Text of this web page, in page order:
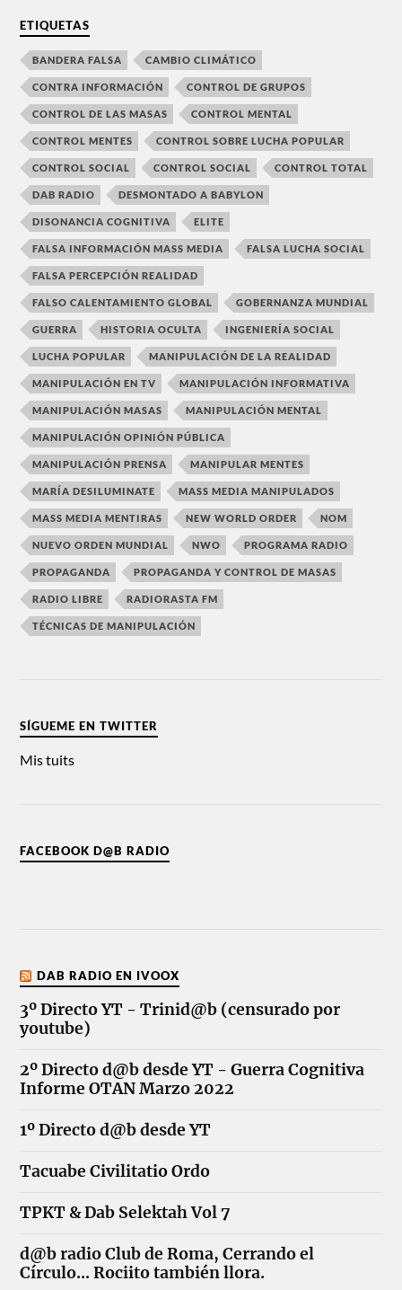
ETIQUETAS
BANDERA FALSA CAMBIO CLIMÁTICO
CONTRA INFORMACIÓN CONTROL DE GRUPOS
CONTROL DE LAS MASAS CONTROL MENTAL
CONTROL MENTES CONTROL SOBRE LUCHA POPULAR
CONTROL SOCIAL CONTROL SOCIAL CONTROL TOTAL
DAB RADIO DESMONTADO A BABYLON
DISONANCIA COGNITIVA ELITE
FALSA INFORMACIÓN MASS MEDIA FALSA LUCHA SOCIAL
FALSA PERCEPCIÓN REALIDAD
FALSO CALENTAMIENTO GLOBAL GOBERNANZA MUNDIAL
GUERRA HISTORIA OCULTA INGENIERÍA SOCIAL
LUCHA POPULAR MANIPULACIÓN DE LA REALIDAD
MANIPULACIÓN EN TV MANIPULACIÓN INFORMATIVA
MANIPULACIÓN MASAS MANIPULACIÓN MENTAL
MANIPULACIÓN OPINIÓN PÚBLICA
MANIPULACIÓN PRENSA MANIPULAR MENTES
MARÍA DESILUMINATE MASS MEDIA MANIPULADOS
MASS MEDIA MENTIRAS NEW WORLD ORDER NOM
NUEVO ORDEN MUNDIAL NWO PROGRAMA RADIO
PROPAGANDA PROPAGANDA Y CONTROL DE MASAS
RADIO LIBRE RADIORASTA FM
TÉCNICAS DE MANIPULACIÓN
SÍGUEME EN TWITTER
Mis tuits
FACEBOOK D@B RADIO
DAB RADIO EN IVOOX
3º Directo YT - Trinid@b (censurado por
youtube)
2º Directo d@b desde YT - Guerra Cognitiva
Informe OTAN Marzo 2022
1º Directo d@b desde YT
Tacuabe Civilitatio Ordo
TPKT & Dab Selektah Vol 7
d@b radio Club de Roma, Cerrando el
Círculo... Rociito también llora.